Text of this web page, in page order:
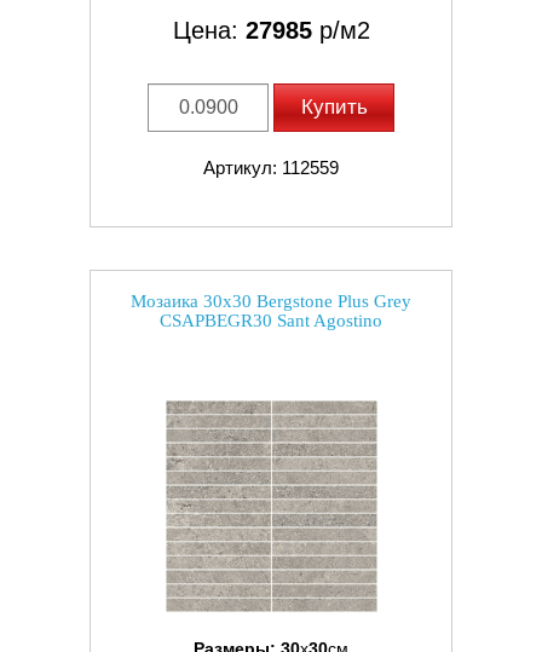
Цена: 27985р/м2
Купить
Артикул: 112559
Мозаика 30x30 Bergstone Plus Grey
CSAPBEGR30 Sant Agostino